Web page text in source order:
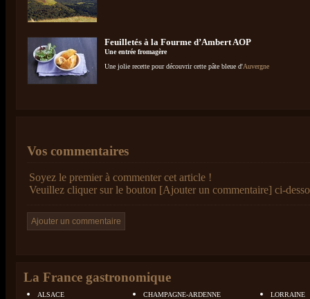
Feuilletés à la Fourme d’Ambert AOP
Une entrée fromagère
Une jolie recette pour découvrir cette pâte bleue d'Auvergne
Vos commentaires
Soyez le premier à commenter cet article !
Veuillez cliquer sur le bouton [Ajouter un commentaire] ci-
La France gastronomique
ALSACE
CHAMPAGNE-ARDENNE
LORRAINE